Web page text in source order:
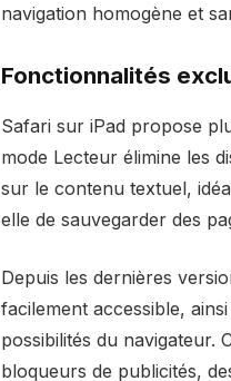
navigation homogène et
Fonctionnalités
Safari sur iPad propose
mode Lecteur élimine les
sur le contenu textuel,
elle de sauvegarder des
Depuis les dernières
facilement accessible,
possibilités du navigateur.
bloqueurs de publicités,